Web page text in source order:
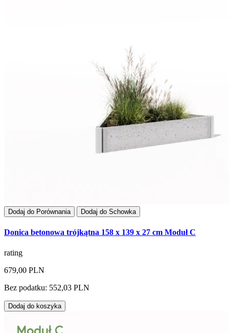
Dodaj do Porównania Dodaj do Schowka
Donica betonowa trójkątna 158 x 139 x 27 cm Moduł C
rating
679,00 PLN
Bez podatku: 552,03 PLN
Dodaj do koszyka